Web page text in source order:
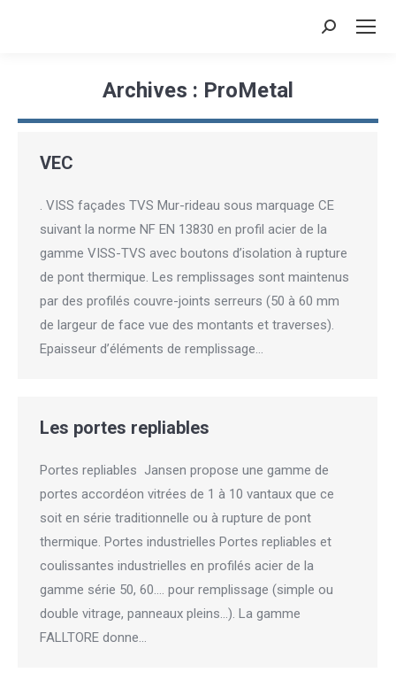
Recherche
Archives : ProMetal
Vous êtes ici :
VEC
. VISS façades TVS Mur-rideau sous marquage CE
suivant la norme NF EN 13830 en profil acier de la
gamme VISS-TVS avec boutons d’isolation à rupture
de pont thermique. Les remplissages sont maintenus
par des profilés couvre-joints serreurs (50 à 60 mm
de largeur de face vue des montants et traverses).
Epaisseur d’éléments de remplissage…
Les portes repliables
Portes repliables Jansen propose une gamme de
portes accordéon vitrées de 1 à 10 vantaux que ce
soit en série traditionnelle ou à rupture de pont
thermique. Portes industrielles Portes repliables et
coulissantes industrielles en profilés acier de la
gamme série 50, 60…. pour remplissage (simple ou
double vitrage, panneaux pleins…). La gamme
FALLTORE donne…